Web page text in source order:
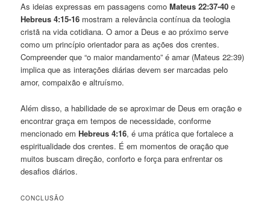
As ideias expressas em passagens comoMateus 22:37-40 e
Hebreus 4:15-16 mostram a relevância contínua da teologia
cristã na vida cotidiana. O amor a Deus e ao próximo serve
como um princípio orientador para as ações dos crentes.
Compreender que “o maior mandamento” é amar (Mateus 22:39)
implica que as interações diárias devem ser marcadas pelo
amor, compaixão e altruísmo.
Além disso, a habilidade de se aproximar de Deus em oração e
encontrar graça em tempos de necessidade, conforme
mencionado emHebreus 4:16, é uma prática que fortalece a
espiritualidade dos crentes. É em momentos de oração que
muitos buscam direção, conforto e força para enfrentar os
desafios diários.
CONCLUSÃO